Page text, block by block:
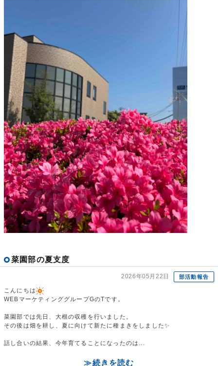
菜園部の夏支度
2026年05月22日 部活動報告
こんにちは
WEBマーケティンググループGのTです。
菜園部では先日、大根の収穫を行いました。
その後は畑を耕し、夏に向けて新たに種まきをしました✨
話し合いの結果、今年育てることになったのは...
≫続きを読む